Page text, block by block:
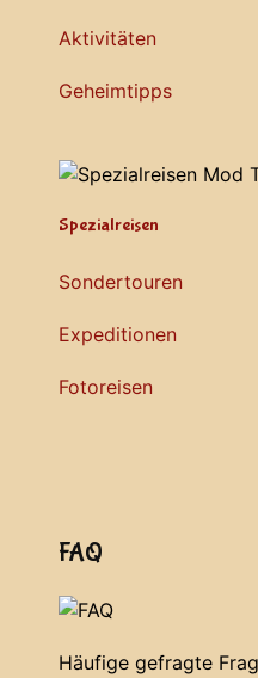
Aktivitäten
Geheimtipps
Spezialreisen
Sondertouren
Expeditionen
Fotoreisen
FAQ
Häufige gefragte